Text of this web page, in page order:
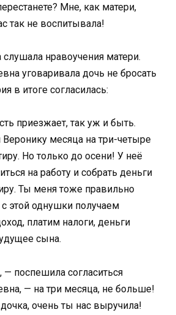
Мне, как матери,
так не воспитывала!
нравоучения матери.
уговаривала дочь не бросать
в итоге согласилась:
приезжает, так уж и быть.
Веронику месяца на три-четыре
Но только до осени! У неё
на работу и собрать деньги
Ты меня тоже правильно
этой однушки получаем
платим налоги, деньги
сына.
поспешила согласиться
— на три месяца, не больше!
очень ты нас выручила!